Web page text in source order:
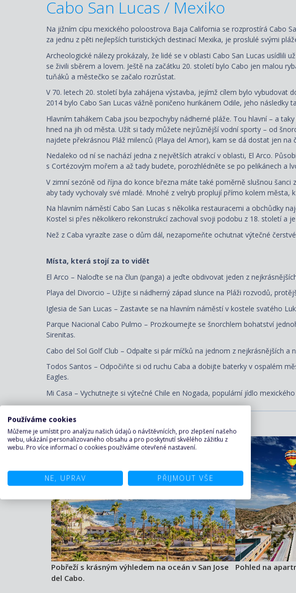
Cabo San Lucas / Mexiko
Na jižním cípu mexického poloostrova Baja California se rozprostírá Cabo
za jednu z pěti nejlepších turistických destinací Mexika, je proslulé svými
Archeologické nálezy prokázaly, že lidé se v oblasti Cabo San Lucas usídlili
se živili sběrem a lovem. Ještě na začátku 20. století bylo Cabo jen malou
tuňáků a městečko se začalo rozrůstat.
V 70. letech 20. století byla zahájena výstavba, jejímž cílem bylo
2014 bylo Cabo San Lucas vážně poničeno hurikánem Odile, jeho
Hlavním tahákem Caba jsou bezpochyby nádherné pláže. Tou hlavní – a
hned na jih od města. Užít si tady můžete nejrůznější vodní sporty – od
najdete překrásnou Pláž milenců (Playa del Amor), kam se dá dostat jen na
Nedaleko od ní se nachází jedna z největších atrakcí v oblasti, El Arco.
s Cortézovým mořem a až tady budete, porozhlédněte se po pelikánech a
V zimní sezóně od října do konce března máte také poměrně slušnou
aby tady vychovaly své mladé. Mnohé z velryb proplují přímo kolem
Na hlavním náměstí Cabo San Lucas s několika restauracemi a obchůdky
Kostel si přes několikero rekonstrukcí zachoval svoji podobu z 18. století a
Než z Caba vyrazíte zase o dům dál, nezapomeňte ochutnat výtečné
Místa, která stojí za to vidět
El Arco – Naloďte se na člun (panga) a jeďte obdivovat jeden z
Playa del Divorcio – Užijte si nádherný západ slunce na Pláži rozvodů,
Iglesia de San Lucas – Zastavte se na hlavním náměstí v kostele svatého
Parque Nacional Cabo Pulmo – Prozkoumejte se šnorchlem bohatství
Sirenitas.
Cabo del Sol Golf Club – Odpalte si pár míčků na jednom z nejkrásnějších a
Todos Santos – Odpočiňte si od ruchu Caba a dobijte baterky v ospalém
Eagles.
Mi Casa – Vychutnejte si výtečné Chile en Nogada, populární jídlo
Místa, která stojí za to vidět:
Pobřeží s krásným výhledem na oceán v San Jose
del Cabo.
Pohled na
Používáme cookies
Můžeme je umístit pro analýzu našich údajů o návštěvnících, pro zlepšení našeho
webu, ukázání personalizovaného obsahu a pro poskytnutí skvělého zážitku z
webu. Pro více informací o cookies používáme otevřené nastavení.
NE, UPRAV PŘIJMOUT VŠE